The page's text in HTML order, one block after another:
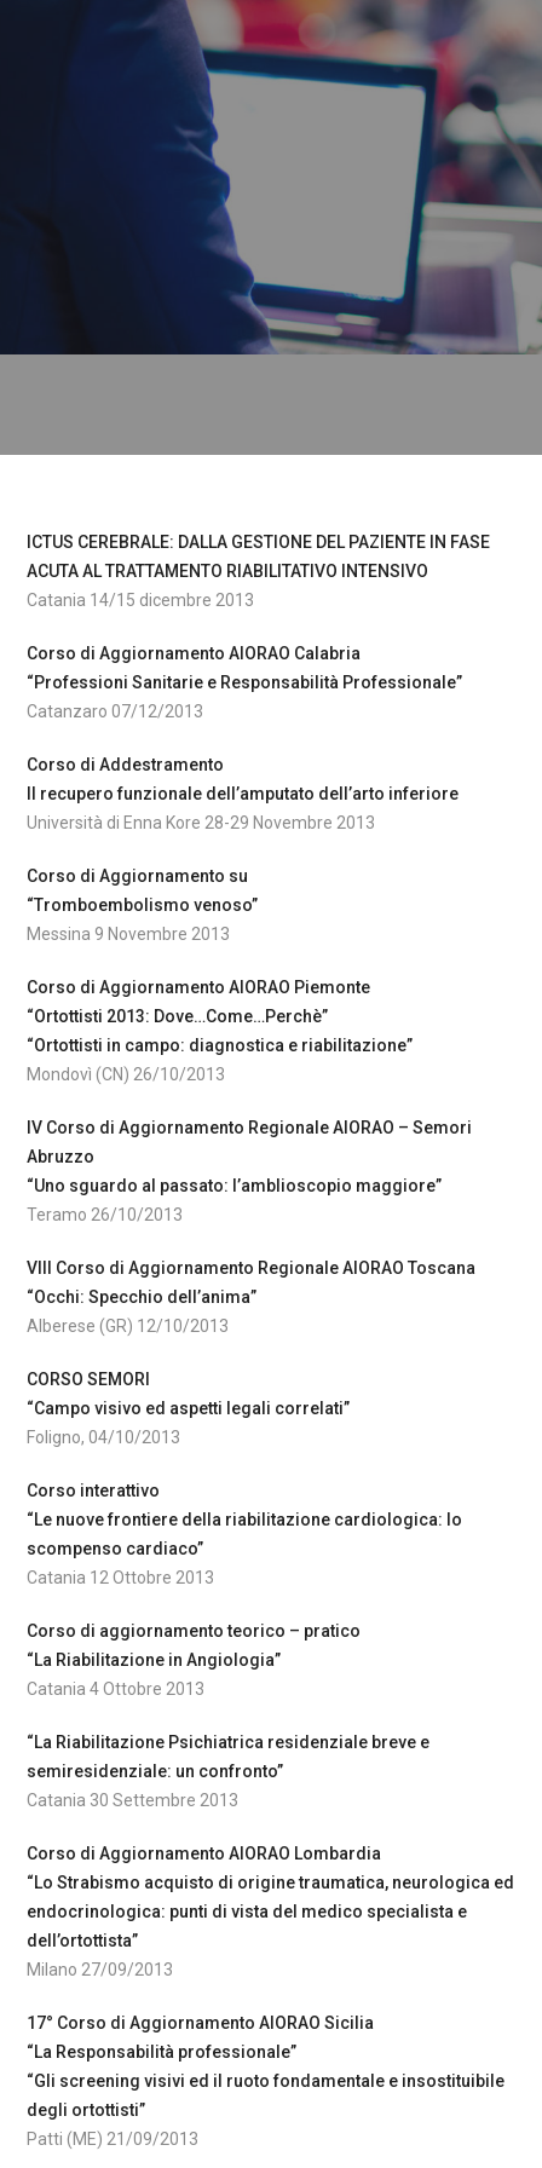
ICTUS CEREBRALE: DALLA GESTIONE DEL PAZIENTE IN FASE
ACUTA AL TRATTAMENTO RIABILITATIVO INTENSIVO
Catania 14/15 dicembre 2013
Corso di Aggiornamento AIORAO Calabria
“Professioni Sanitarie e Responsabilità Professionale”
Catanzaro 07/12/2013
Corso di Addestramento
Il recupero funzionale dell’amputato dell’arto inferiore
Università di Enna Kore 28-29 Novembre 2013
Corso di Aggiornamento su
“Tromboembolismo venoso”
Messina 9 Novembre 2013
Corso di Aggiornamento AIORAO Piemonte
“Ortottisti 2013: Dove…Come…Perchè”
“Ortottisti in campo: diagnostica e riabilitazione”
Mondovì (CN) 26/10/2013
IV Corso di Aggiornamento Regionale AIORAO – Semori
Abruzzo
“Uno sguardo al passato: l’amblioscopio maggiore”
Teramo 26/10/2013
VIII Corso di Aggiornamento Regionale AIORAO Toscana
“Occhi: Specchio dell’anima”
Alberese (GR) 12/10/2013
CORSO SEMORI
“Campo visivo ed aspetti legali correlati”
Foligno, 04/10/2013
Corso interattivo
“Le nuove frontiere della riabilitazione cardiologica: lo
scompenso cardiaco”
Catania 12 Ottobre 2013
Corso di aggiornamento teorico – pratico
“La Riabilitazione in Angiologia”
Catania 4 Ottobre 2013
“La Riabilitazione Psichiatrica residenziale breve e
semiresidenziale: un confronto”
Catania 30 Settembre 2013
Corso di Aggiornamento AIORAO Lombardia
“Lo Strabismo acquisto di origine traumatica, neurologica ed
endocrinologica: punti di vista del medico specialista e
dell’ortottista”
Milano 27/09/2013
17° Corso di Aggiornamento AIORAO Sicilia
“La Responsabilità professionale”
“Gli screening visivi ed il ruoto fondamentale e insostituibile
degli ortottisti”
Patti (ME) 21/09/2013